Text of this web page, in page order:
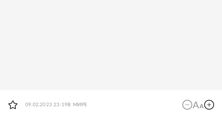
09.02.2023 23:19 В МИРЕ